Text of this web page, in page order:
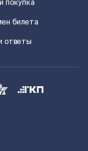
покупка
билета
ответы